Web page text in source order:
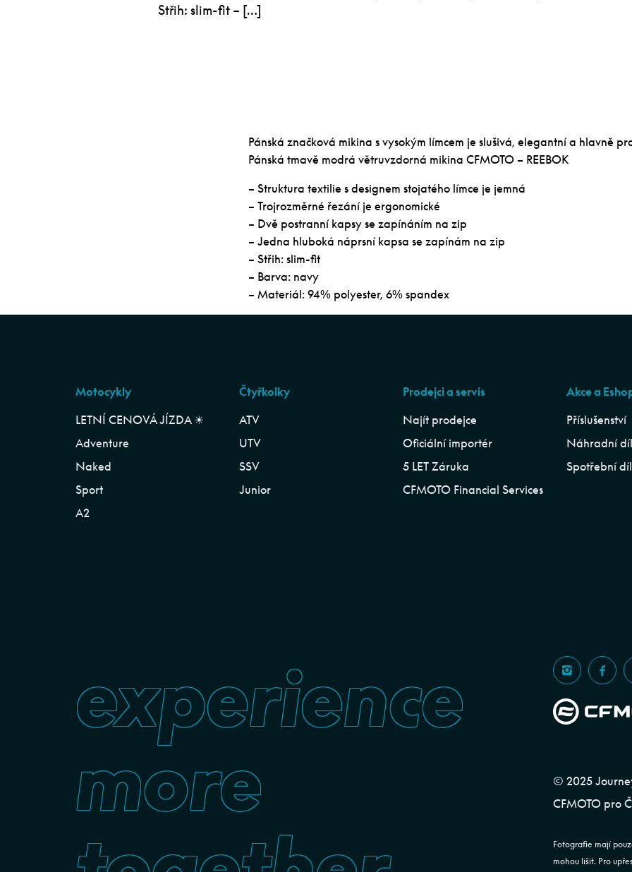
Střih: slim-fit – […]
Pánská značková mikina s vysokým límcem je slušivá, elegantní a hlavně
Pánská tmavě modrá větruvzdorná mikina CFMOTO – REEBOK
– Struktura textilie s designem stojatého límce je jemná
– Trojrozměrné řezání je ergonomické
– Dvě postranní kapsy se zapínáním na zip
– Jedna hluboká náprsní kapsa se zapínám na zip
– Střih: slim-fit
– Barva: navy
– Materiál: 94% polyester, 6% spandex
Motocykly
LETNÍ CENOVÁ JÍZDA ☀︎
Adventure
Naked
Sport
A2
Čtyřkolky
ATV
UTV
SSV
Junior
Prodejci a servis
Najít prodejce
Oficiální importér
5 LET Záruka
CFMOTO Financial Services
Akce a
Příslušenství
Náhradní
Spotřební
experience
more
© 2025
CFMOTO pro
Fotografie mají
mohou lišit. Pro